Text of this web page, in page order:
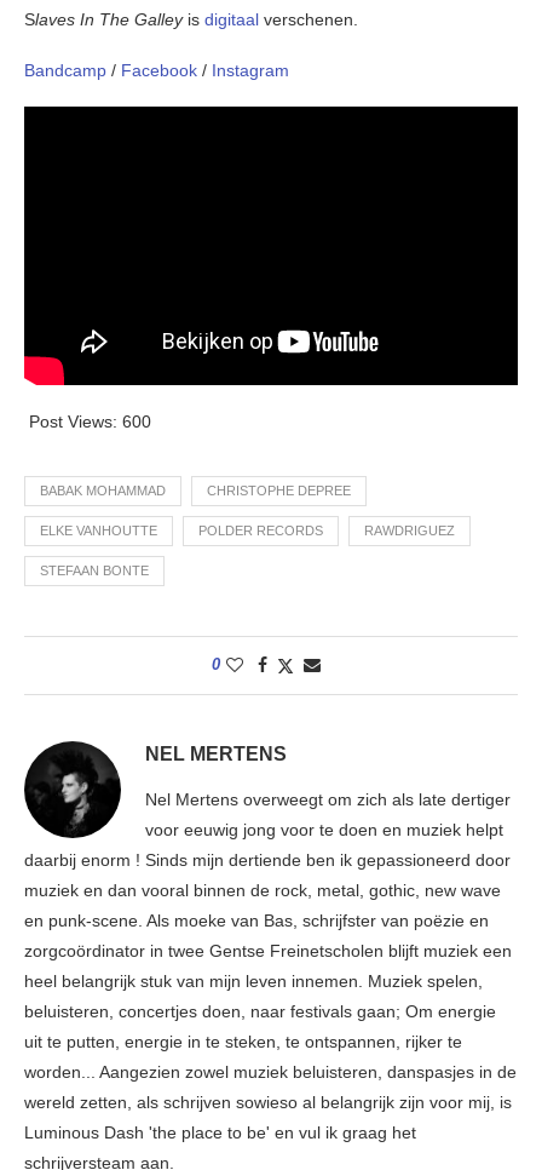
Slaves In The Galley is digitaal verschenen.
Bandcamp / Facebook / Instagram
Post Views: 600
BABAK MOHAMMAD CHRISTOPHE DEPREE
ELKE VANHOUTTE POLDER RECORDS RAWDRIGUEZ
STEFAAN BONTE
0
NEL MERTENS
Nel Mertens overweegt om zich als late dertiger
voor eeuwig jong voor te doen en muziek helpt
daarbij enorm ! Sinds mijn dertiende ben ik gepassioneerd door
muziek en dan vooral binnen de rock, metal, gothic, new wave
en punk-scene. Als moeke van Bas, schrijfster van poëzie en
zorgcoördinator in twee Gentse Freinetscholen blijft muziek een
heel belangrijk stuk van mijn leven innemen. Muziek spelen,
beluisteren, concertjes doen, naar festivals gaan; Om energie
uit te putten, energie in te steken, te ontspannen, rijker te
worden... Aangezien zowel muziek beluisteren, danspasjes in de
wereld zetten, als schrijven sowieso al belangrijk zijn voor mij, is
Luminous Dash 'the place to be' en vul ik graag het
schrijversteam aan.